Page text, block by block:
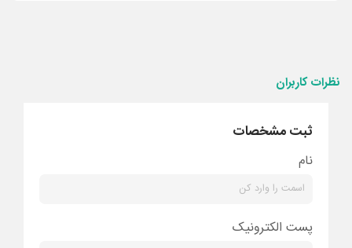
نظرات کاربران
ثبت مشخصات
نام
پست الکترونیک